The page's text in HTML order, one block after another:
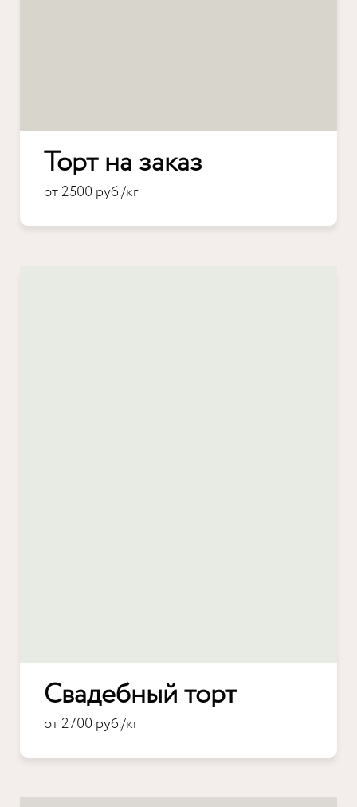
Торт на заказ
от 2500 руб./кг
Свадебный торт
от 2700 руб./кг